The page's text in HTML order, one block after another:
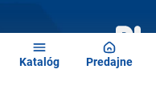
Katalóg Predajne